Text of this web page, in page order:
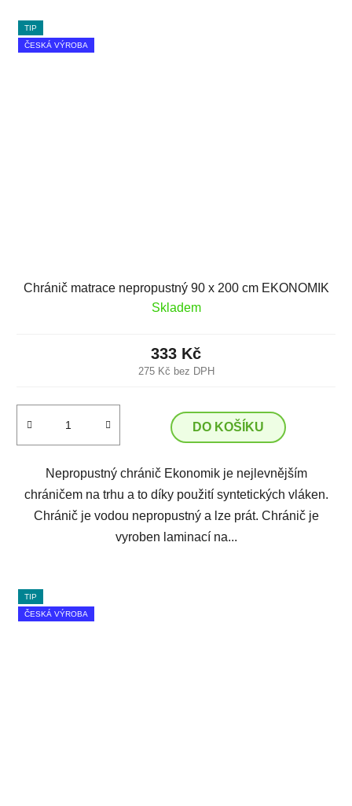
TIP
ČESKÁ VÝROBA
Chránič matrace nepropustný 90 x 200 cm EKONOMIK
Skladem
275 Kč bez DPH
333 Kč
DO KOŠÍKU
Nepropustný chránič Ekonomik je nejlevnějším
chráničem na trhu a to díky použití syntetických vláken.
Chránič je vodou nepropustný a lze prát. Chránič je
vyroben laminací na...
TIP
ČESKÁ VÝROBA